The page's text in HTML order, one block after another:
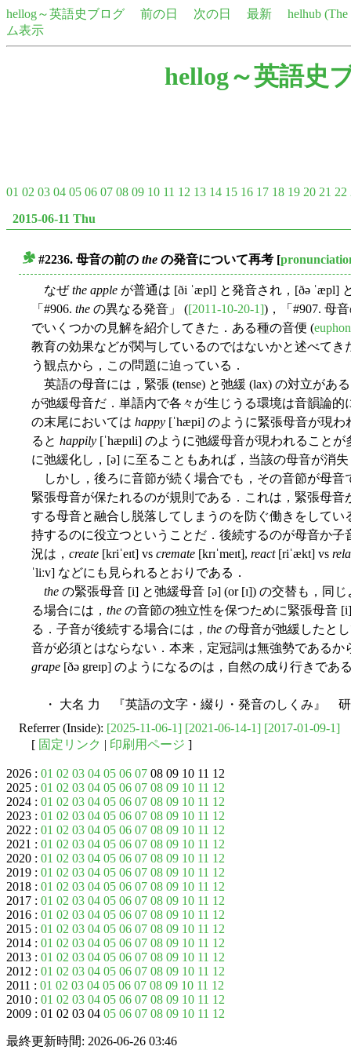
hellog～英語史ブログ 前の日 次の日 最新
helhub
ム表示
hellog～英語史
01 02 03 04 05 06 07 08 09 10 11 12 13 14 15 16 17 18 19 20 21 22
2015-06-11 Thu
#2236. 母音の前の the の発音について再考 [
なぜthe apple が普通は [ði ˈæpl] と発音され，[ðə ˈæpl]
「#906. the の異なる発音」 ([2011-10-20-1])，「#907. 母
でいくつかの見解を紹介してきた．ある種の音便 (
教育の効果などが関与しているのではないかと述べてき
う観点から，この問題に迫っている．
英語の母音には，緊張 (tense) と弛緩 (lax) の対立があ
が弛緩母音だ．単語内で各々が生じうる環境は音韻論
の末尾においては happy [ˈhæpi] のように緊張母音が現
ると happily [ˈhæpɪli] のように弛緩母音が現われること
に弛緩化し，[ə] に至ることもあれば，当該の母音が消
しかし，後ろに音節が続く場合でも，その音節が母音
緊張母音が保たれるのが規則である．これは，緊張母
する母音と融合し脱落してしまうのを防ぐ働きをして
持するのに役立つということだ．後続するのが母音か
況は， create [kriˈeɪt] vs cremate [krɪˈmeɪt], react[riˈækt] vs
ˈliːv] などにも見られるとおりである．
the の緊張母音 [i] と弛緩母音 [ə] (or [ɪ]) の交替も，同
る場合には， the の音節の独立性を保つために緊張母音
る．子音が後続する場合には， the の母音が弛緩したと
音が必須とはならない．本来，定冠詞は無強勢である
grape [ðə greɪp] のようになるのは，自然の成り行きであ
・ 大名 力 『英語の文字・綴り・発音のしくみ』 研
Referrer (Inside): [2025-11-06-1] [2021-06-14-1] [2017-01-09-1]
[ 固定リンク | 印刷用ページ ]
2026 : 01 02 03 04 05 06 07 08 09 10 11 12
2025 : 01 02 03 04 05 06 07 08 09 10 11 12
2024 : 01 02 03 04 05 06 07 08 09 10 11 12
2023 : 01 02 03 04 05 06 07 08 09 10 11 12
2022 : 01 02 03 04 05 06 07 08 09 10 11 12
2021 : 01 02 03 04 05 06 07 08 09 10 11 12
2020 : 01 02 03 04 05 06 07 08 09 10 11 12
2019 : 01 02 03 04 05 06 07 08 09 10 11 12
2018 : 01 02 03 04 05 06 07 08 09 10 11 12
2017 : 01 02 03 04 05 06 07 08 09 10 11 12
2016 : 01 02 03 04 05 06 07 08 09 10 11 12
2015 : 01 02 03 04 05 06 07 08 09 10 11 12
2014 : 01 02 03 04 05 06 07 08 09 10 11 12
2013 : 01 02 03 04 05 06 07 08 09 10 11 12
2012 : 01 02 03 04 05 06 07 08 09 10 11 12
2011 : 01 02 03 04 05 06 07 08 09 10 11 12
2010 : 01 02 03 04 05 06 07 08 09 10 11 12
2009 : 01 02 03 04 05 06 07 08 09 10 11 12
最終更新時間: 2026-06-26 03:46